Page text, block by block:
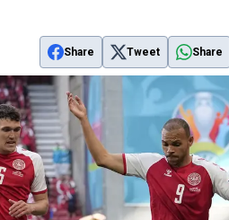
Share Tweet Share